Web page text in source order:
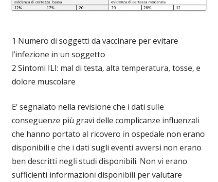
1 Numero di soggetti da vaccinare per evitare
l’infezione in un soggetto
2 Sintomi ILI: mal di testa, alta temperatura, tosse, e
dolore muscolare
E’ segnalato nella revisione che i dati sulle
conseguenze più gravi delle complicanze influenzali
che hanno portato al ricovero in ospedale non erano
disponibili e che i dati sugli eventi avversi non erano
ben descritti negli studi disponibili. Non vi erano
sufficienti informazioni disponibili per valutare